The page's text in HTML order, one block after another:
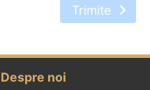
Trimite
Despre noi